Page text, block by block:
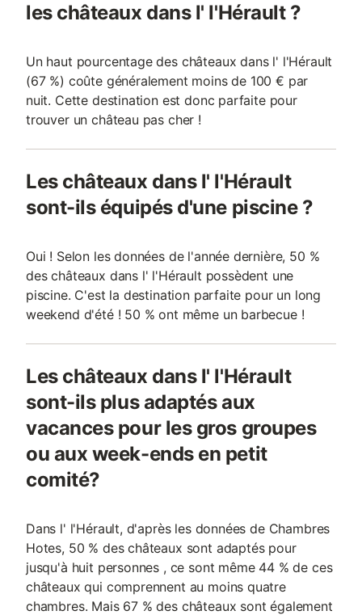
les châteaux dans l' l'Hérault ?
Un haut pourcentage des châteaux dans l' l'Hérault
(67 %) coûte généralement moins de 100 € par
nuit. Cette destination est donc parfaite pour
trouver un château pas cher !
Les châteaux dans l' l'Hérault
sont-ils équipés d'une piscine ?
Oui ! Selon les données de l'année dernière, 50 %
des châteaux dans l' l'Hérault possèdent une
piscine. C'est la destination parfaite pour un long
weekend d'été ! 50 % ont même un barbecue !
Les châteaux dans l' l'Hérault
sont-ils plus adaptés aux
vacances pour les gros groupes
ou aux week-ends en petit
comité?
Dans l' l'Hérault, d'après les données de Chambres
Hotes, 50 % des châteaux sont adaptés pour
jusqu'à huit personnes , ce sont même 44 % de ces
châteaux qui comprennent au moins quatre
chambres. Mais 67 % des châteaux sont également